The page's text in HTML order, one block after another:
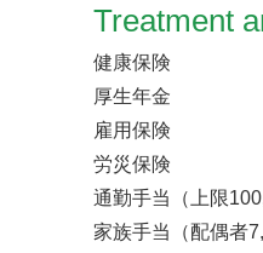
Treatment
健康保険
厚生年金
雇用保険
労災保険
通勤手当（上限
家族手当（配偶者